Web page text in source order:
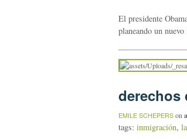
El presidente
planeando un
derechos
EMILE SCHEPERS on
tags: inmigración,